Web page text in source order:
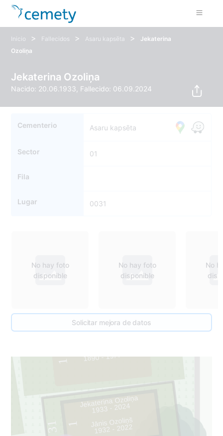
Inicio > Fallecidos > Asaru kapsēta >
Jekaterina
Ozoliņa
Jekaterina Ozoliņa
Nacido: 20.06.1933, Fallecido: 06.09.2024
Cementerio Asaru kapsēta
Sector 01
Fila
Lugar 0031
No hay foto
disponible
No hay foto
disponible
No
Solicitar mejora de datos
31
1
1
1890 - 1977
Jekaterina Ozoliņa
1933 - 2024
Jānis Ozoliņš
1932 - 2022